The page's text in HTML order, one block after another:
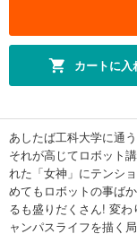
カートに入
あしたば工科大学に通
それが高じてロボット
れた「女神」にテンシ
めてもロボットの事ば
るも盛りだくさん! 変
ャンパスライフを描く